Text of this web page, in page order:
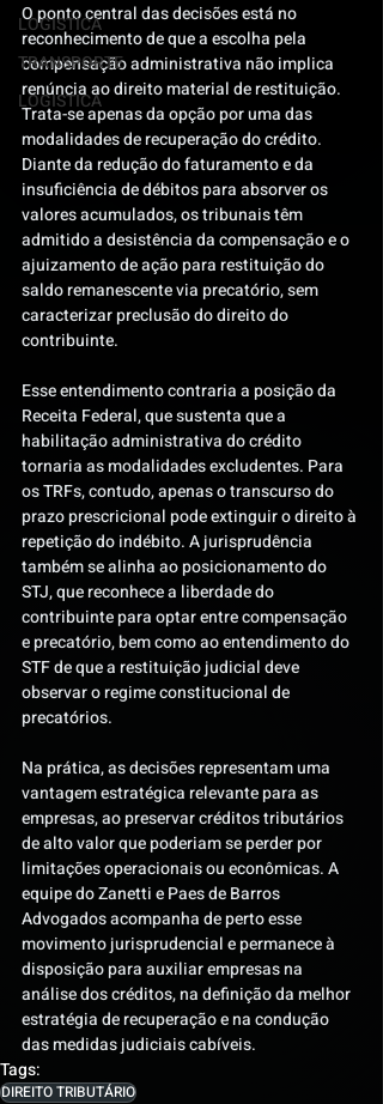
LOGISTICA
TRANSPORTE
LOGISTICA
O ponto central das decisões está no
reconhecimento de que a escolha pela
compensação administrativa não implica
renúncia ao direito material de restituição.
Trata-se apenas da opção por uma das
modalidades de recuperação do crédito.
Diante da redução do faturamento e da
insuficiência de débitos para absorver os
valores acumulados, os tribunais têm
admitido a desistência da compensação e o
ajuizamento de ação para restituição do
saldo remanescente via precatório, sem
caracterizar preclusão do direito do
contribuinte.
Esse entendimento contraria a posição da
Receita Federal, que sustenta que a
habilitação administrativa do crédito
tornaria as modalidades excludentes. Para
os TRFs, contudo, apenas o transcurso do
prazo prescricional pode extinguir o direito à
repetição do indébito. A jurisprudência
também se alinha ao posicionamento do
STJ, que reconhece a liberdade do
contribuinte para optar entre compensação
e precatório, bem como ao entendimento do
STF de que a restituição judicial deve
observar o regime constitucional de
precatórios.
Na prática, as decisões representam uma
vantagem estratégica relevante para as
empresas, ao preservar créditos tributários
de alto valor que poderiam se perder por
limitações operacionais ou econômicas. A
equipe do Zanetti e Paes de Barros
Advogados acompanha de perto esse
movimento jurisprudencial e permanece à
disposição para auxiliar empresas na
análise dos créditos, na definição da melhor
estratégia de recuperação e na condução
das medidas judiciais cabíveis.
Tags:
DIREITO TRIBUTÁRIO